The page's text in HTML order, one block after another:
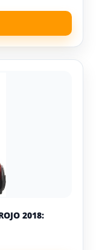
2018: